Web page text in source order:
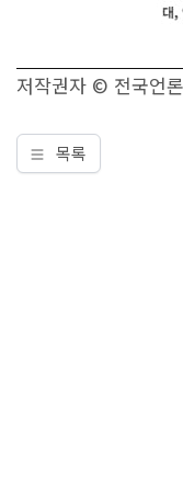
저작권자 © 전국언
목록